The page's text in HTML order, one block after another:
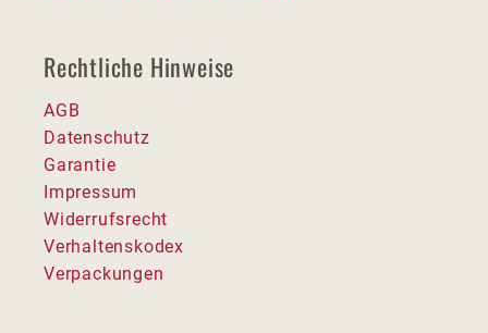
Rechtliche Hinweise
AGB
Datenschutz
Garantie
Impressum
Widerrufsrecht
Verhaltenskodex
Verpackungen